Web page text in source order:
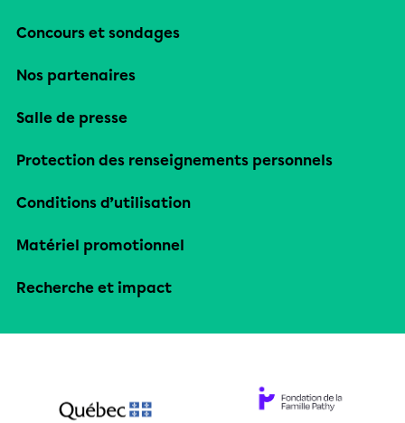
Concours et sondages
Nos partenaires
Salle de presse
Protection des renseignements personnels
Conditions d’utilisation
Matériel promotionnel
Recherche et impact